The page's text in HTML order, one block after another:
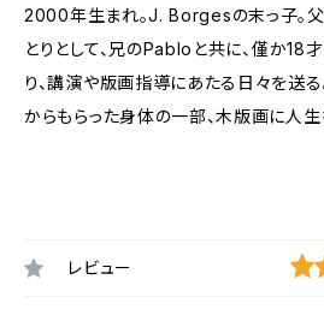
2000年生まれ。J. Borgesの末っ子。
とりとして、兄のPabloと共に、僅か18
り、講演や版画指導にあたる日々を送
からもらった身体の一部、木版画に人生
レビュー